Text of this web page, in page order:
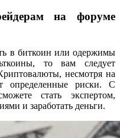
на форуме
в биткоин или одержимы
то вам следует
несмотря на
определенные риски. С
стать экспертом,
и заработать деньги.